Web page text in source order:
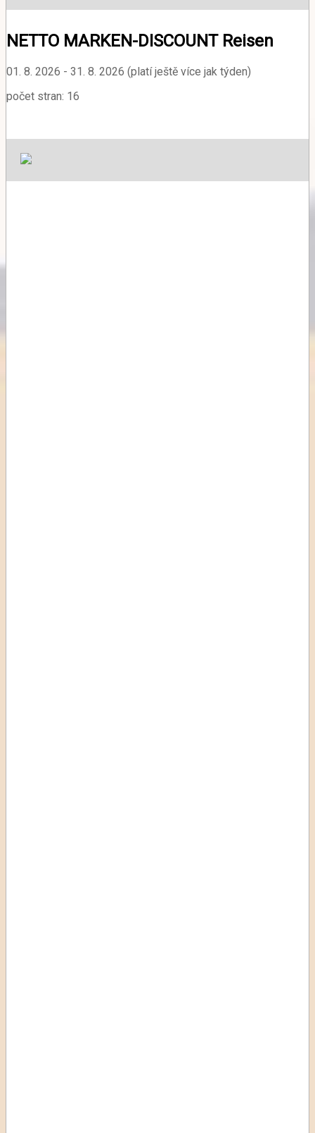
NETTO MARKEN-DISCOUNT Reisen
01. 8. 2026 - 31. 8. 2026 (platí ještě více jak týden)
počet stran: 16